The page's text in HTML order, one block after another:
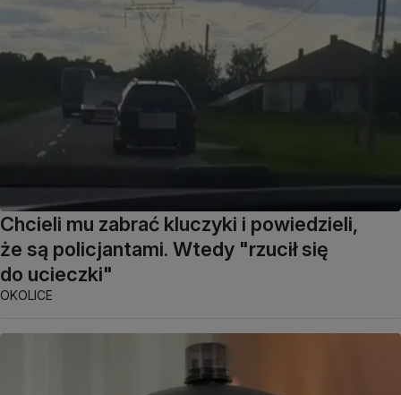
Chcieli mu zabrać kluczyki i powiedzieli,
że są policjantami. Wtedy "rzucił się
do ucieczki"
OKOLICE